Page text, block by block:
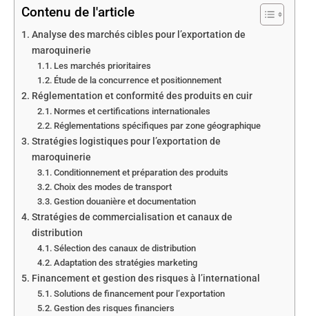
Contenu de l'article
Analyse des marchés cibles pour l’exportation de
maroquinerie
Les marchés prioritaires
Étude de la concurrence et positionnement
Réglementation et conformité des produits en cuir
Normes et certifications internationales
Réglementations spécifiques par zone géographique
Stratégies logistiques pour l’exportation de
maroquinerie
Conditionnement et préparation des produits
Choix des modes de transport
Gestion douanière et documentation
Stratégies de commercialisation et canaux de
distribution
Sélection des canaux de distribution
Adaptation des stratégies marketing
Financement et gestion des risques à l’international
Solutions de financement pour l’exportation
Gestion des risques financiers